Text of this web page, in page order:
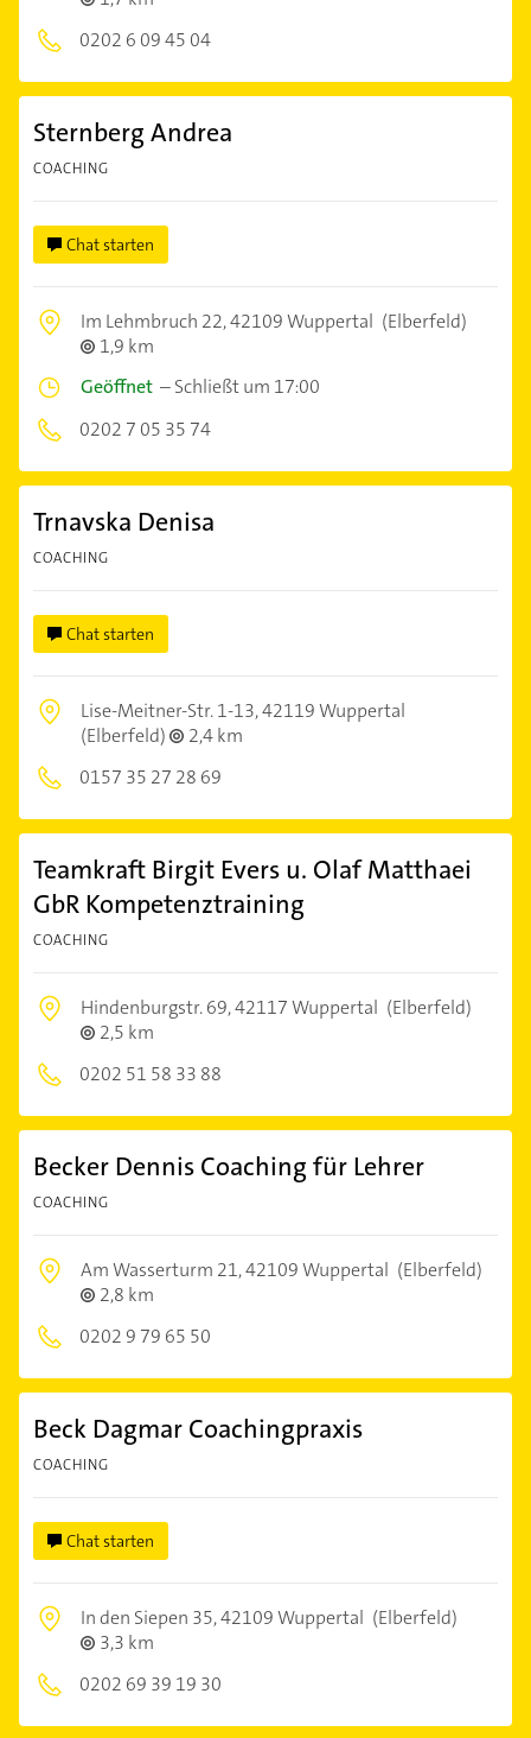
0202 6 09 45 04
Sternberg Andrea
COACHING
Chat starten
Im Lehmbruch 22,42109 Wuppertal (Elberfeld)
1,9 km
Geöffnet –Schließt um 17:00
0202 7 05 35 74
Trnavska Denisa
COACHING
Chat starten
Lise-Meitner-Str. 1-13,42119 Wuppertal
(Elberfeld)
2,4 km
0157 35 27 28 69
Teamkraft Birgit Evers u. Olaf Matthaei
GbR Kompetenztraining
COACHING
Hindenburgstr. 69,42117 Wuppertal (Elberfeld)
2,5 km
0202 51 58 33 88
Becker Dennis Coaching für Lehrer
COACHING
Am Wasserturm 21,42109 Wuppertal (Elberfeld)
2,8 km
0202 9 79 65 50
Beck Dagmar Coachingpraxis
COACHING
Chat starten
In den Siepen 35,42109 Wuppertal (Elberfeld)
3,3 km
0202 69 39 19 30